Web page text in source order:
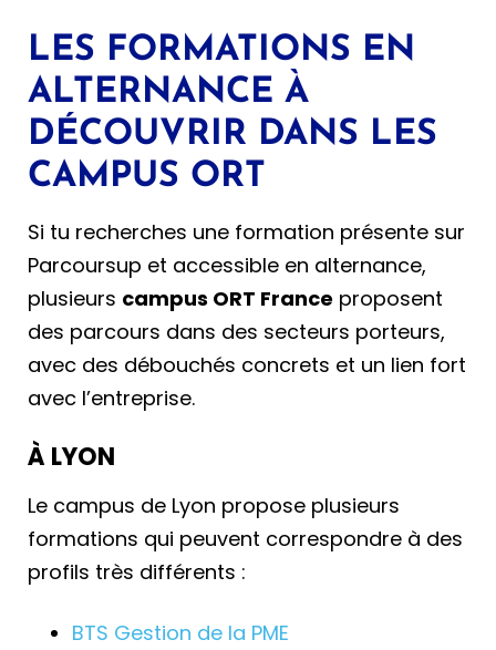
LES FORMATIONS EN
ALTERNANCE À
DÉCOUVRIR DANS LES
CAMPUS ORT
Si tu recherches une formation présente sur
Parcoursup et accessible en alternance,
plusieurs campus ORT France proposent
des parcours dans des secteurs porteurs,
avec des débouchés concrets et un lien fort
avec l’entreprise.
À LYON
Le campus de Lyon propose plusieurs
formations qui peuvent correspondre à des
profils très différents :
BTS Gestion de la PME